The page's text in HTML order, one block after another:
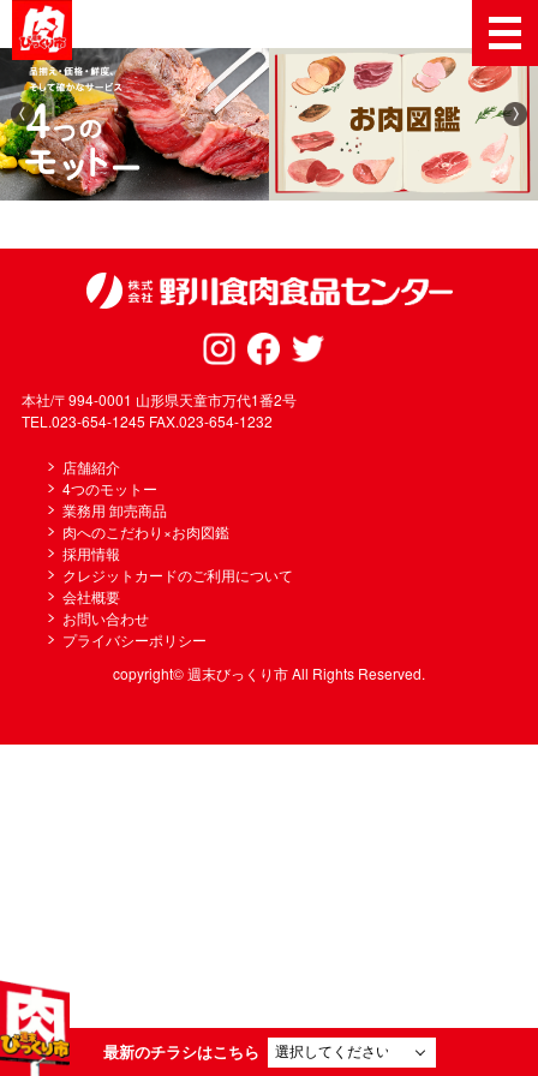
最新のチラシはこちら
本社/〒994-0001 山形県天童市万代1番2号
TEL.023-654-1245 FAX.023-654-1232
店舗紹介
4つのモットー
業務用 卸売商品
肉へのこだわり×お肉図鑑
採用情報
クレジットカードのご利用について
会社概要
お問い合わせ
プライバシーポリシー
copyright© 週末びっくり市 All Rights Reserved.